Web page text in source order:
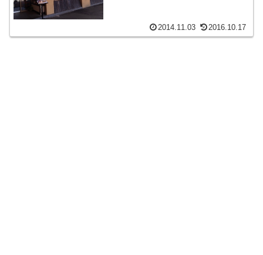
2014.11.03 2016.10.17